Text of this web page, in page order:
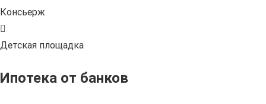
Консьерж
Детская площадка
Ипотека от банков